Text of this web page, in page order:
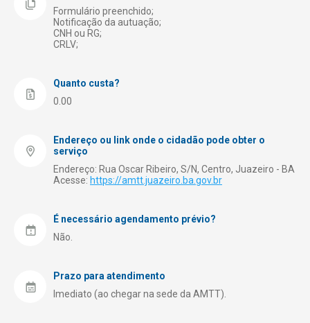
Registro de Empresas
Formulário preenchido;
Notificação da autuação;
CNH ou RG;
CRLV;
Quanto custa?
0.00
Endereço ou link onde o cidadão pode obter o
serviço
Endereço: Rua Oscar Ribeiro, S/N, Centro, Juazeiro - BA
Acesse: https://amtt.juazeiro.ba.gov.br
É necessário agendamento prévio?
Não.
Prazo para atendimento
Imediato (ao chegar na sede da AMTT).